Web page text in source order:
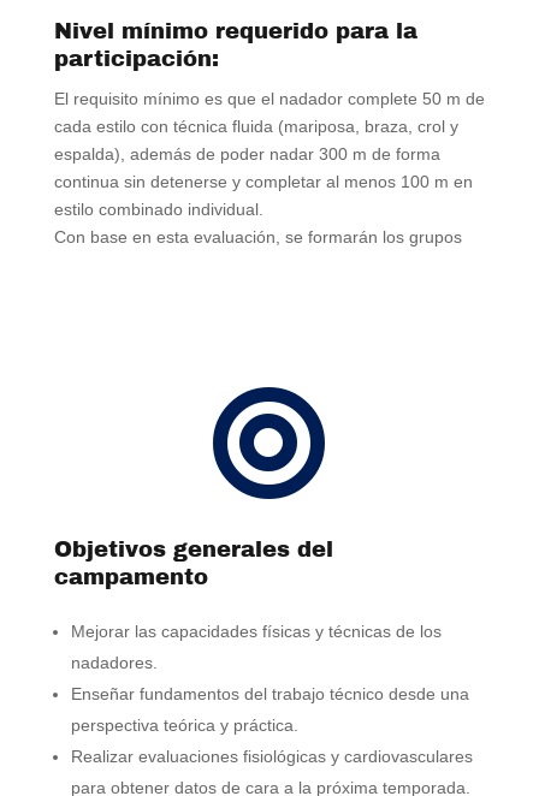
Nivel mínimo requerido para la
participación:
El requisito mínimo es que el nadador complete 50 m de
cada estilo con técnica fluida (mariposa, braza, crol y
espalda), además de poder nadar 300 m de forma
continua sin detenerse y completar al menos 100 m en
estilo combinado individual.
Con base en esta evaluación, se formarán los grupos

Objetivos generales del
campamento
Mejorar las capacidades físicas y técnicas de los
nadadores.
Enseñar fundamentos del trabajo técnico desde una
perspectiva teórica y práctica.
Realizar evaluaciones fisiológicas y cardiovasculares
para obtener datos de cara a la próxima temporada.